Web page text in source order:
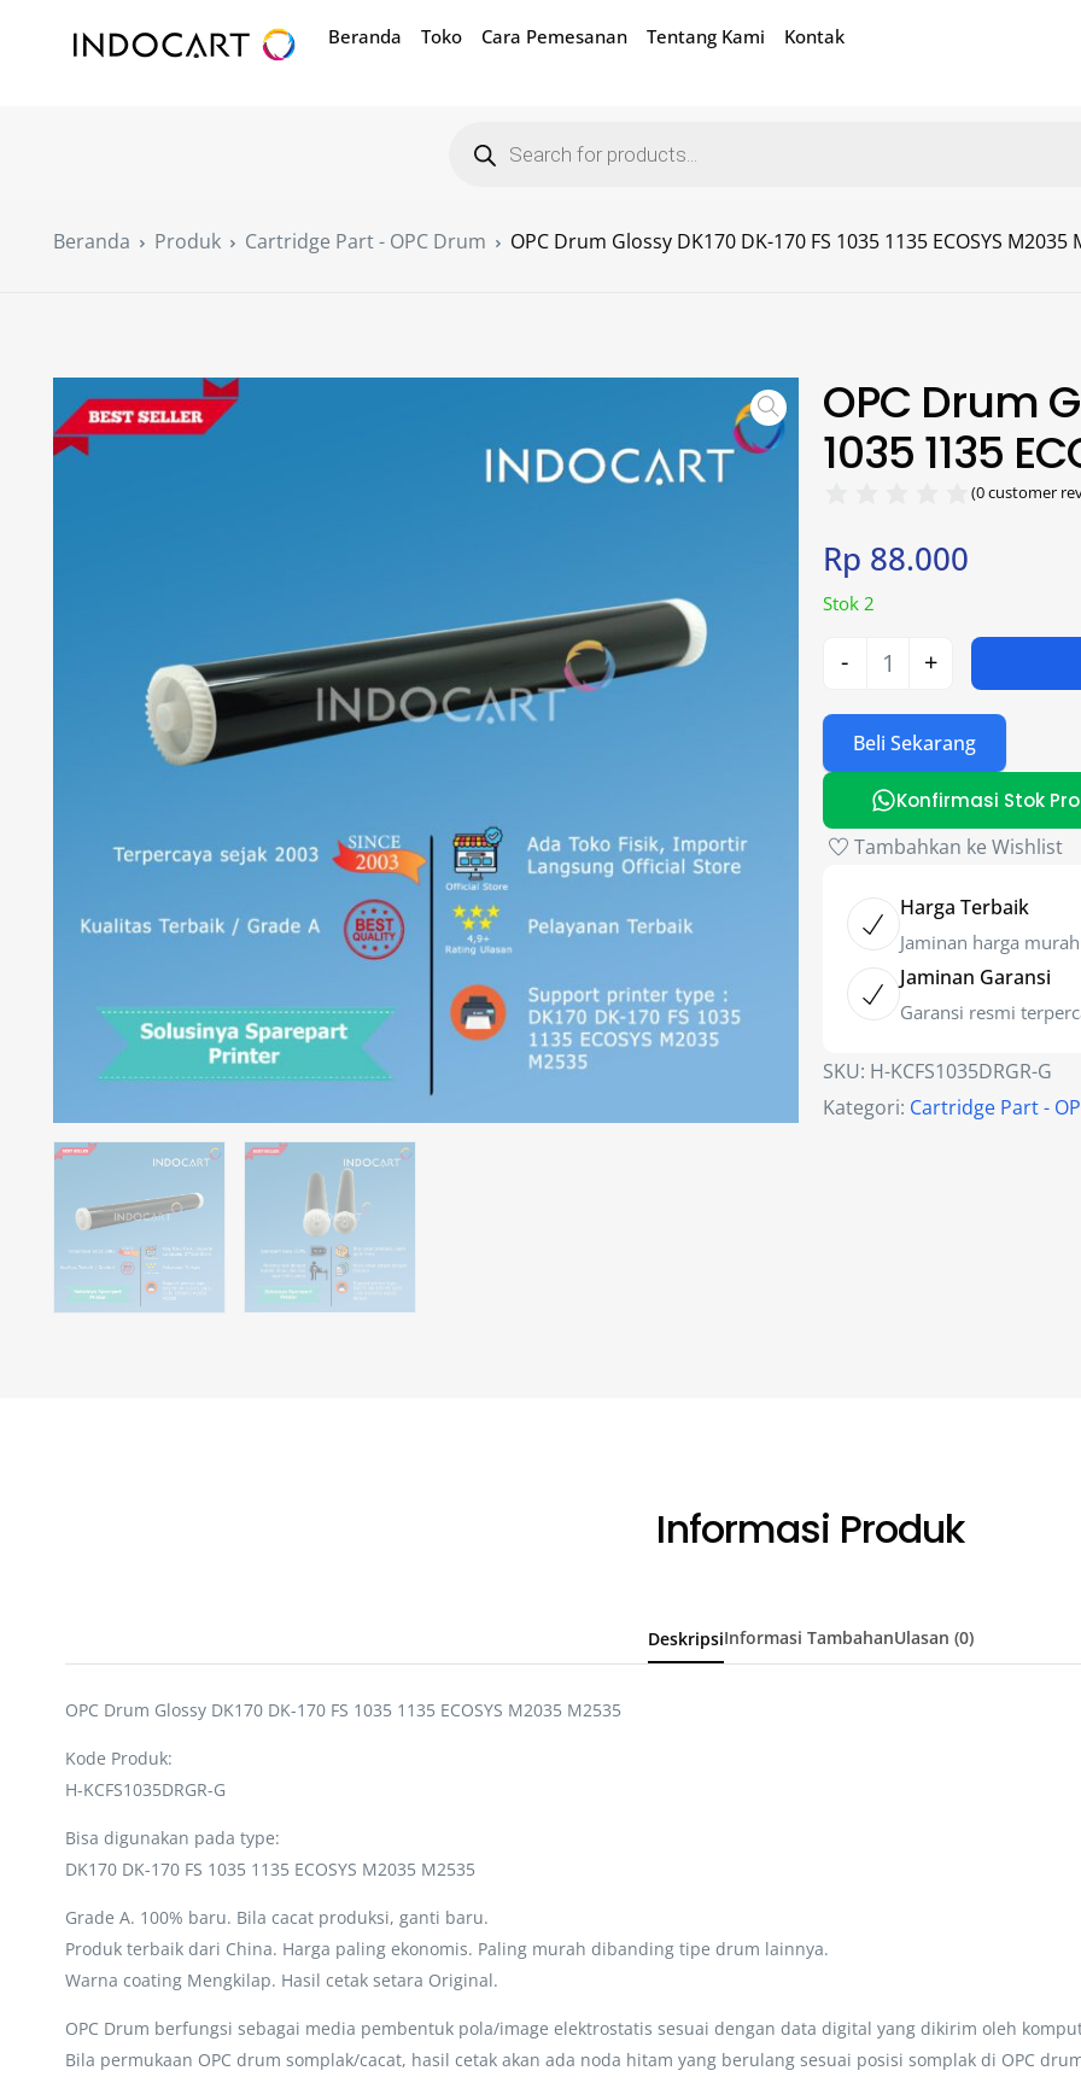
Beranda Toko Cara Pemesanan Tentang Kami Kontak
Beranda Produk Cartridge Part - OPC Drum OPC Drum Glossy DK170 DK-170 FS 1035 1135 ECOSYS M2035
OPC Drum
1035 1135
(0customer
Rp 88.000
Stok 2
- +
Beli Sekarang
Konfirmasi Stok
Tambahkan ke Wishlist
Harga Terbaik
Jaminan harga murah
Jaminan Garansi
Garansi resmi
SKU: H-KCFS1035DRGR-G
Kategori: Cartridge Part -
Informasi Produk
DeskripsiInformasi TambahanUlasan (0)
OPC Drum Glossy DK170 DK-170 FS 1035 1135 ECOSYS M2035 M2535
Kode Produk:
H-KCFS1035DRGR-G
Bisa digunakan pada type:
DK170 DK-170 FS 1035 1135 ECOSYS M2035 M2535
Grade A. 100% baru. Bila cacat produksi, ganti baru.
Produk terbaik dari China. Harga paling ekonomis. Paling murah dibanding tipe drum lainnya.
Warna coating Mengkilap. Hasil cetak setara Original.
OPC Drum berfungsi sebagai media pembentuk pola/image elektrostatis sesuai dengan data digital yang dikirim oleh
Bila permukaan OPC drum somplak/cacat, hasil cetak akan ada noda hitam yang berulang sesuai posisi somplak di OPC